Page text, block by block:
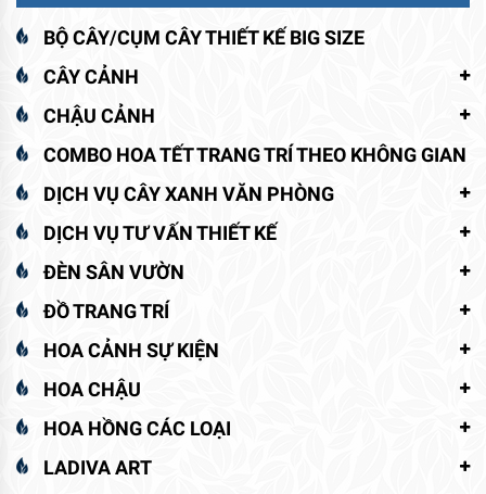
BỘ CÂY/CỤM CÂY THIẾT KẾ BIG SIZE
CÂY CẢNH
CHẬU CẢNH
COMBO HOA TẾT TRANG TRÍ THEO KHÔNG GIAN
DỊCH VỤ CÂY XANH VĂN PHÒNG
DỊCH VỤ TƯ VẤN THIẾT KẾ
ĐÈN SÂN VƯỜN
ĐỒ TRANG TRÍ
HOA CẢNH SỰ KIỆN
HOA CHẬU
HOA HỒNG CÁC LOẠI
LADIVA ART